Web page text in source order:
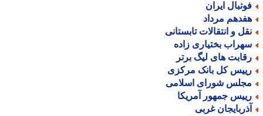
ایران
مرداد
و انتقالات تابستانی
بختیاری زاده
های لیگ برتر
کل بانک مرکزی
شورای اسلامی
جمهور آمریکا
غربی